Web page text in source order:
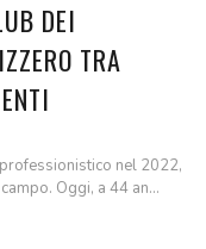
DEI
TRA
nel 2022,
Oggi, a 44 an...